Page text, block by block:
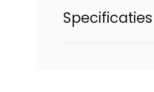
Specificaties